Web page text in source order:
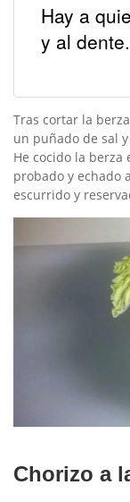
Hay a
y al
Tras cortar la
un puñado de sal
He cocido la
probado y echado
escurrido y
Chorizo a